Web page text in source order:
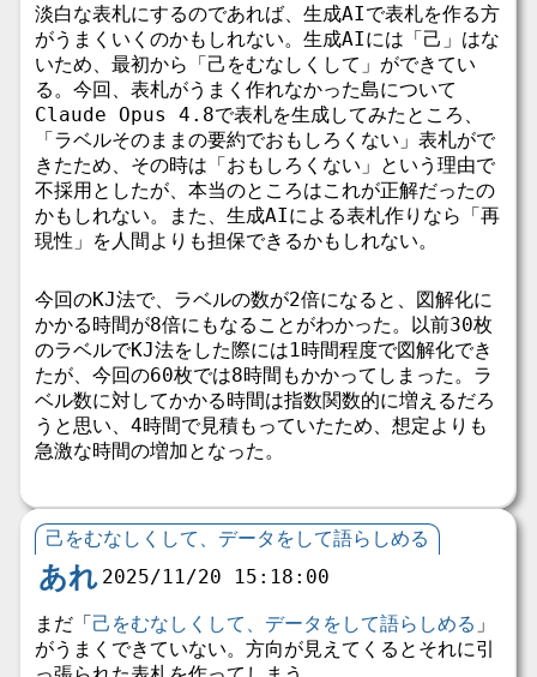
淡白な表札にするのであれば、生成AIで表札を作る方
がうまくいくのかもしれない。生成AIには「己」はな
いため、最初から「己をむなしくして」ができてい
る。今回、表札がうまく作れなかった島について
Claude Opus 4.8で表札を生成してみたところ、
「ラベルそのままの要約でおもしろくない」表札がで
きたため、その時は「おもしろくない」という理由で
不採用としたが、本当のところはこれが正解だったの
かもしれない。また、生成AIによる表札作りなら「再
現性」を人間よりも担保できるかもしれない。
今回のKJ法で、ラベルの数が2倍になると、図解化に
かかる時間が8倍にもなることがわかった。以前30枚
のラベルでKJ法をした際には1時間程度で図解化でき
たが、今回の60枚では8時間もかかってしまった。ラ
ベル数に対してかかる時間は指数関数的に増えるだろ
うと思い、4時間で見積もっていたため、想定よりも
急激な時間の増加となった。
己をむなしくして、データをして語らしめる
あれ 2025/11/20 15:18:00
まだ「己をむなしくして、データをして語らしめる 」
がうまくできていない。方向が見えてくるとそれに引